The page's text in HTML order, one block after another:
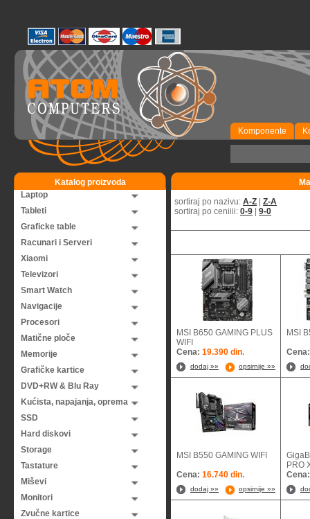
Komponente
Katalog proizvoda
Laptop
Tableti
Graficke table
Racunari i Serveri
Xiaomi
Televizori
Smart Watch
Navigacije
Procesori
Matične ploče
Memorije
Grafičke kartice
DVD+RW & Blu Ray
Kućista, napajanja, oprema
SSD
Hard diskovi
Storage
Tastature
Miševi
Monitori
Zvučne kartice
sortiraj po nazivu: A-Z
Z-A
sortiraj po ceniiii: 0-9 9-0
MSI B650 GAMING PLUS
WIFI
Cena: 19.390 din.
dodaj »» opsirnije »»
MSI
MSI B550 GAMING WIFI
Cena: 16.740 din.
dodaj »» opsirnije »»